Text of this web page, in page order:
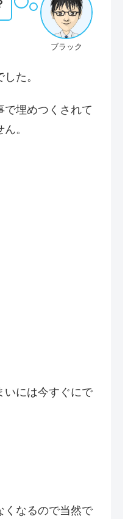
ブラック
た。
埋めつくされて
。
いには今すぐにで
くなるので当然で